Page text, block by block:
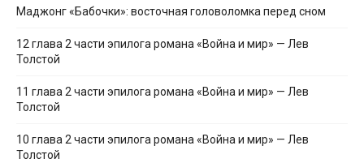
Маджонг «Бабочки»: восточная головоломка перед сном
12 глава 2 части эпилога романа «Война и мир» — Лев
Толстой
11 глава 2 части эпилога романа «Война и мир» — Лев
Толстой
10 глава 2 части эпилога романа «Война и мир» — Лев
Толстой